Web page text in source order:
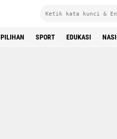
PILIHAN SPORT EDUKASI